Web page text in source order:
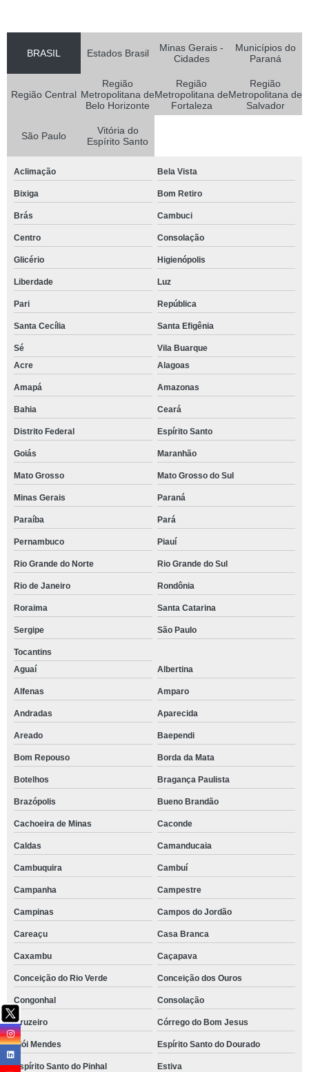
BRASIL Estados Brasil
Minas Gerais -
Cidades
Municípios do
Paraná
Região Central
Região
Metropolitana de
Belo Horizonte
Região
Metropolitana de
Fortaleza
Região
Metropolitana de
Salvador
São Paulo
Vitória do
Espírito Santo
Aclimação Bela Vista
Bixiga Bom Retiro
Brás Cambuci
Centro Consolação
Glicério Higienópolis
Liberdade Luz
Pari República
Santa Cecília Santa Efigênia
Sé
Vila Buarque
Acre
Alagoas
Amapá Amazonas
Bahia Ceará
Distrito Federal Espírito Santo
Goiás Maranhão
Mato Grosso Mato Grosso do Sul
Minas Gerais Paraná
Paraíba Pará
Pernambuco Piauí
Rio Grande do Norte Rio Grande do Sul
Rio de Janeiro Rondônia
Roraima Santa Catarina
Sergipe São Paulo
Tocantins
Aguaí
Albertina
Alfenas Amparo
Andradas Aparecida
Areado Baependi
Bom Repouso Borda da Mata
Botelhos Bragança Paulista
Brazópolis Bueno Brandão
Cachoeira de Minas Caconde
Caldas Camanducaia
Cambuquira Cambuí
Campanha Campestre
Campinas Campos do Jordão
Careaçu Casa Branca
Caxambu Caçapava
Conceição do Rio Verde Conceição dos Ouros
Congonhal Consolação
Cruzeiro Córrego do Bom Jesus
Elói Mendes Espírito Santo do Dourado
Espírito Santo do Pinhal Estiva